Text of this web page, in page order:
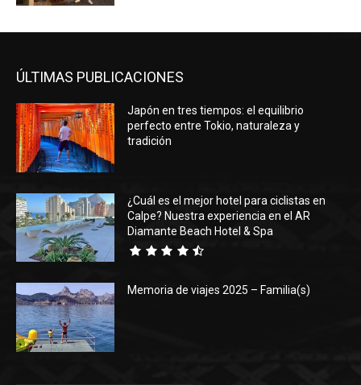
ÚLTIMAS PUBLICACIONES
Japón en tres tiempos: el equilibrio
perfecto entre Tokio, naturaleza y
tradición
¿Cuál es el mejor hotel para ciclistas en
Calpe? Nuestra experiencia en el AR
Diamante Beach Hotel & Spa
Memoria de viajes 2025 – Familia(s)